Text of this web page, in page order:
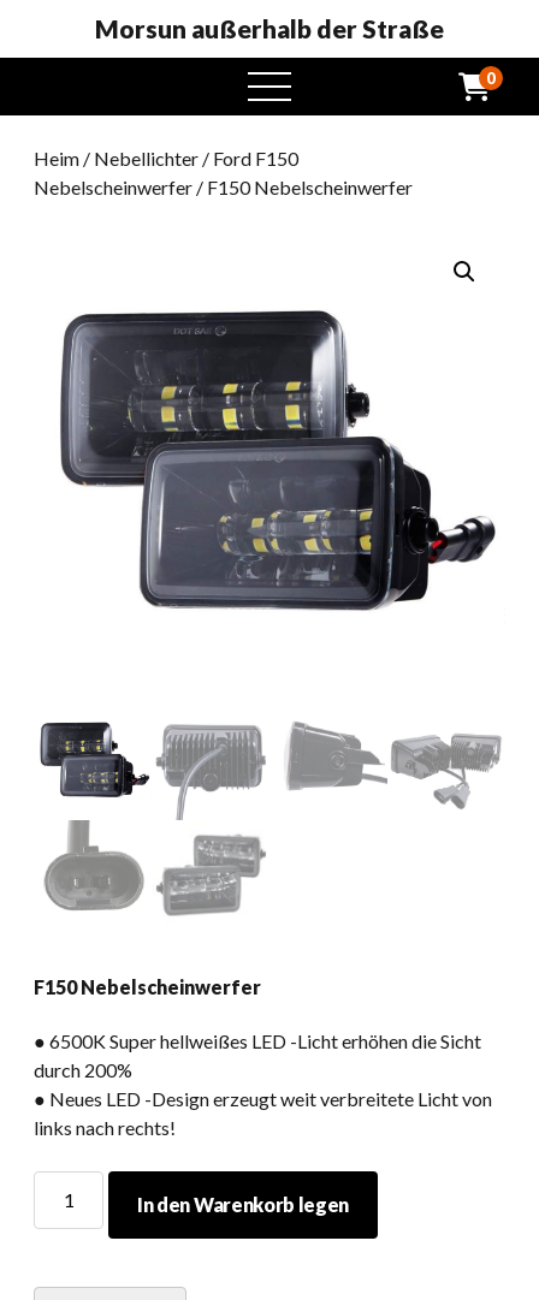
Morsun außerhalb der Straße
Öffnen
Sie
Menü
0
Heim / Nebellichter / Ford F150
Nebelscheinwerfer / F150 Nebelscheinwerfer
F150 Nebelscheinwerfer
● 6500K Super hellweißes LED -Licht erhöhen die Sicht
durch 200%
● Neues LED -Design erzeugt weit verbreitete Licht von
links nach rechts!
NebelscheinwerferIn den Warenkorb legen